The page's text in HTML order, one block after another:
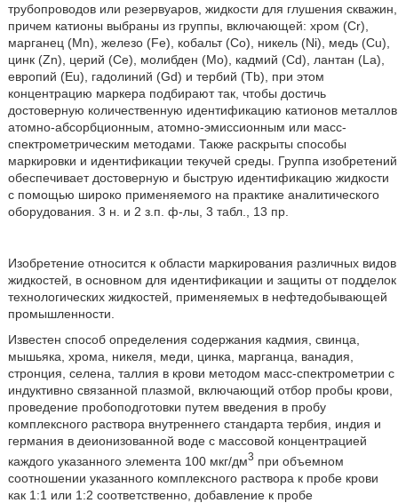
трубопроводов или резервуаров, жидкости для глушения скважин,
причем катионы выбраны из группы, включающей: хром (Cr),
марганец (Mn), железо (Fe), кобальт (Со), никель (Ni), медь (Cu),
цинк (Zn), церий (Се), молибден (Мо), кадмий (Cd), лантан (La),
европий (Eu), гадолиний (Gd) и тербий (Tb), при этом
концентрацию маркера подбирают так, чтобы достичь
достоверную количественную идентификацию катионов металлов
атомно-абсорбционным, атомно-эмиссионным или масс-
спектрометрическим методами. Также раскрыты способы
маркировки и идентификации текучей среды. Группа изобретений
обеспечивает достоверную и быструю идентификацию жидкости
с помощью широко применяемого на практике аналитического
оборудования. 3 н. и 2 з.п. ф-лы, 3 табл., 13 пр.
Изобретение относится к области маркирования различных видов
жидкостей, в основном для идентификации и защиты от подделок
технологических жидкостей, применяемых в нефтедобывающей
промышленности.
Известен способ определения содержания кадмия, свинца,
мышьяка, хрома, никеля, меди, цинка, марганца, ванадия,
стронция, селена, таллия в крови методом масс-спектрометрии с
индуктивно связанной плазмой, включающий отбор пробы крови,
проведение пробоподготовки путем введения в пробу
комплексного раствора внутреннего стандарта тербия, индия и
германия в деионизованной воде с массовой концентрацией
каждого указанного элемента 100 мкг/дм3 при объемном
соотношении указанного комплексного раствора к пробе крови
как 1:1 или 1:2 соответственно, добавление к пробе